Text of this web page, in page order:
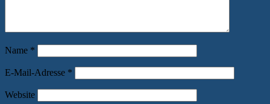
Name *
E-Mail-Adresse *
Website